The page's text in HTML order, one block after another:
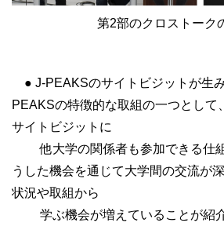
第2部のクロストーク
● J-PEAKSのサイトビジットが生
PEAKSの特徴的な取組の一つとして
サイトビジットに
他大学の関係者も参加できる仕組
うした機会を通じて大学間の交流が
状況や取組から
学ぶ機会が増えていることが紹介